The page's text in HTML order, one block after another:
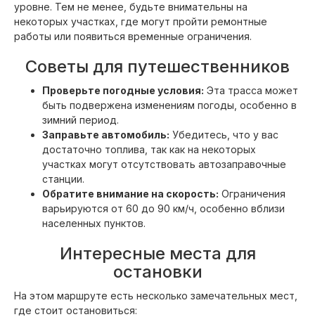
уровне. Тем не менее, будьте внимательны на
некоторых участках, где могут пройти ремонтные
работы или появиться временные ограничения.
Советы для путешественников
Проверьте погодные условия: Эта трасса может
быть подвержена изменениям погоды, особенно в
зимний период.
Заправьте автомобиль: Убедитесь, что у вас
достаточно топлива, так как на некоторых
участках могут отсутствовать автозаправочные
станции.
Обратите внимание на скорость: Ограничения
варьируются от 60 до 90 км/ч, особенно вблизи
населенных пунктов.
Интересные места для
остановки
На этом маршруте есть несколько замечательных мест,
где стоит остановиться: